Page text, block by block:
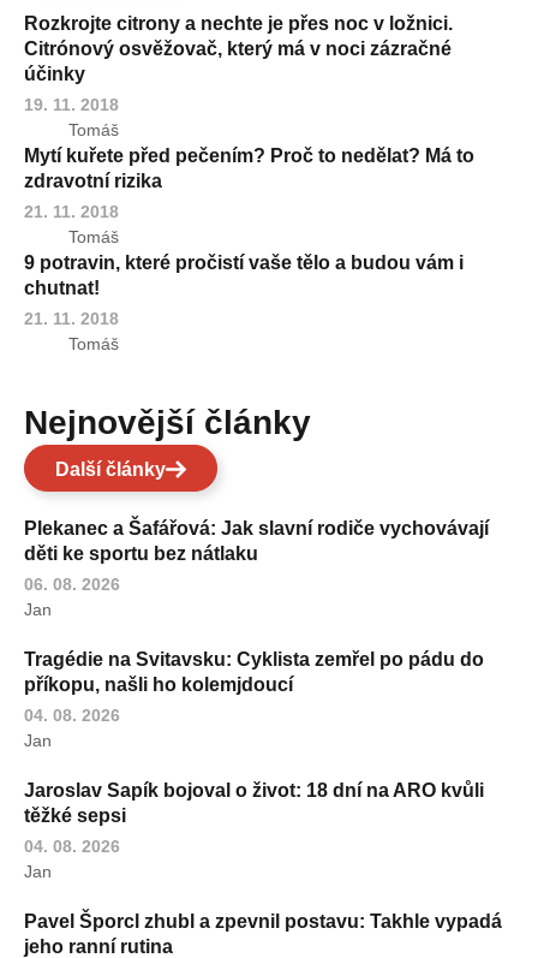
Rozkrojte citrony a nechte je přes noc v ložnici.
Citrónový osvěžovač, který má v noci zázračné
účinky
19. 11. 2018
Tomáš
Mytí kuřete před pečením? Proč to nedělat? Má to
zdravotní rizika
21. 11. 2018
Tomáš
9 potravin, které pročistí vaše tělo a budou vám i
chutnat!
21. 11. 2018
Tomáš
Nejnovější články
Další články
Plekanec a Šafářová: Jak slavní rodiče vychovávají
děti ke sportu bez nátlaku
06. 08. 2026
Jan
Tragédie na Svitavsku: Cyklista zemřel po pádu do
příkopu, našli ho kolemjdoucí
04. 08. 2026
Jan
Jaroslav Sapík bojoval o život: 18 dní na ARO kvůli
těžké sepsi
04. 08. 2026
Jan
Pavel Šporcl zhubl a zpevnil postavu: Takhle vypadá
jeho ranní rutina